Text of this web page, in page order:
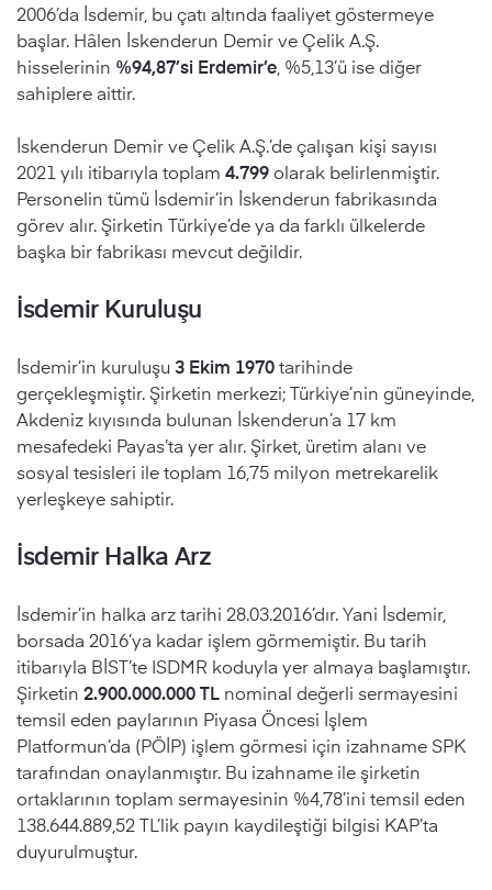
2006’da İsdemir, bu çatı altında faaliyet göstermeye
başlar. Hâlen İskenderun Demir ve Çelik A.Ş.
hisselerinin %94,87’si Erdemir’e , %5,13’ü ise diğer
sahiplere aittir.
İskenderun Demir ve Çelik A.Ş.’de çalışan kişi sayısı
2021 yılı itibarıyla toplam 4.799olarak belirlenmiştir.
Personelin tümü İsdemir’in İskenderun fabrikasında
görev alır. Şirketin Türkiye’de ya da farklı ülkelerde
başka bir fabrikası mevcut değildir.
İsdemir Kuruluşu
İsdemir’in kuruluşu 3 Ekim 1970tarihinde
gerçekleşmiştir. Şirketin merkezi; Türkiye’nin güneyinde,
Akdeniz kıyısında bulunan İskenderun’a 17 km
mesafedeki Payas’ta yer alır. Şirket, üretim alanı ve
sosyal tesisleri ile toplam 16,75 milyon metrekarelik
yerleşkeye sahiptir.
İsdemir Halka Arz
İsdemir’in halka arz tarihi 28.03.2016’dır. Yani İsdemir,
borsada 2016’ya kadar işlem görmemiştir. Bu tarih
itibarıyla BİST’te ISDMR koduyla yer almaya başlamıştır.
Şirketin 2.900.000.000 TL nominal değerli sermayesini
temsil eden paylarının Piyasa Öncesi İşlem
Platformun’da (PÖİP) işlem görmesi için izahname SPK
tarafından onaylanmıştır. Bu izahname ile şirketin
ortaklarının toplam sermayesinin %4,78’ini temsil eden
138.644.889,52 TL’lik payın kaydileştiği bilgisi KAP’ta
duyurulmuştur.